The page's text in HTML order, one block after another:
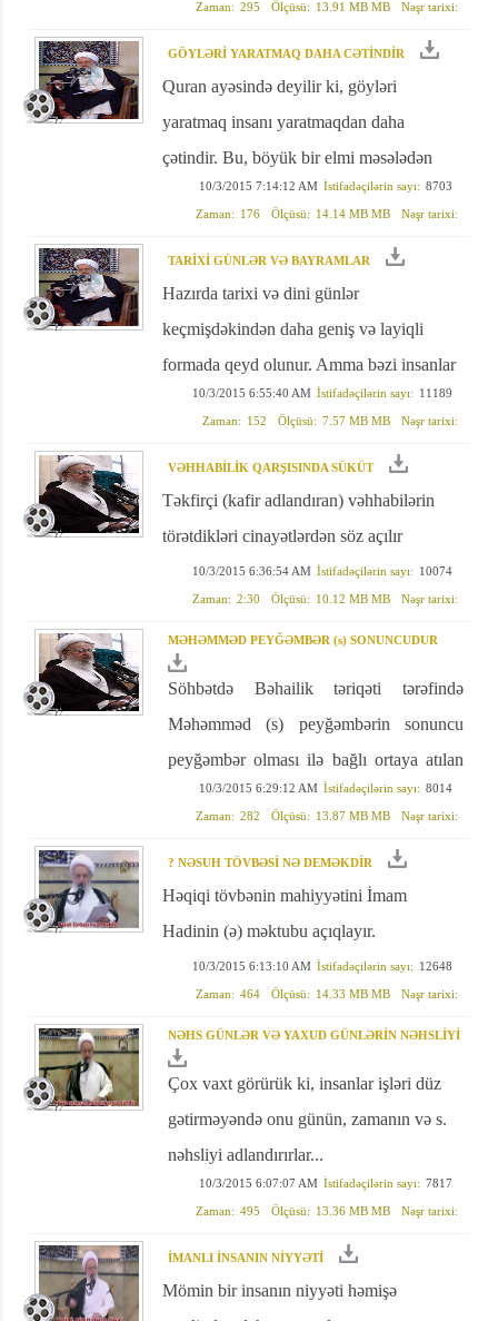
Nəşr tarixi:
13.91 MB MB
Ölçüsü:
295
Zaman:
GÖYLƏRİ YARATMAQ DAHA CƏTİNDİR
Quran ayəsində deyilir ki, göyləri
yaratmaq insanı yaratmaqdan daha
çətindir. Bu, böyük bir elmi məsələdən
xəbər verir
8703
İstifadəçilərin sayı:
10/3/2015 7:14:12 AM
Nəşr tarixi:
14.14 MB MB
Ölçüsü:
176
Zaman:
TARİXİ GÜNLƏR VƏ BAYRAMLAR
Hazırda tarixi və dini günlər
keçmişdəkindən daha geniş və layiqli
formada qeyd olunur. Amma bəzi insanlar
bu mərasimlərə yaraşmayan işlər də
11189
İstifadəçilərin sayı:
10/3/2015 6:55:40 AM
Nəşr tarixi:
7.57 MB MB
Ölçüsü:
152
Zaman:
VƏHHABİLİK QARŞISINDA SÜKÜT
Təkfirçi (kafir adlandıran) vəhhabilərin
törətdikləri cinayətlərdən söz açılır
10074
İstifadəçilərin sayı:
10/3/2015 6:36:54 AM
Nəşr tarixi:
10.12 MB MB
Ölçüsü:
2:30
Zaman:
MƏHƏMMƏD PEYĞƏMBƏR (s) SONUNCUDUR
Söhbətdə Bəhailik təriqəti tərəfində
Məhəmməd (s) peyğəmbərin sonuncu
peyğəmbər olması ilə bağlı ortaya atılan
şübhələrə cavab verilir.
8014
İstifadəçilərin sayı:
10/3/2015 6:29:12 AM
Nəşr tarixi:
13.87 MB MB
Ölçüsü:
282
Zaman:
? NƏSUH TÖVBƏSİ NƏ DEMƏKDİR
Həqiqi tövbənin mahiyyətini İmam
Hadinin (ə) məktubu açıqlayır.
12648
İstifadəçilərin sayı:
10/3/2015 6:13:10 AM
Nəşr tarixi:
14.33 MB MB
Ölçüsü:
464
Zaman:
NƏHS GÜNLƏR VƏ YAXUD GÜNLƏRİN NƏHSLİYİ
Çox vaxt görürük ki, insanlar işləri düz
gətirməyəndə onu günün, zamanın və s.
nəhsliyi adlandırırlar...
7817
İstifadəçilərin sayı:
10/3/2015 6:07:07 AM
Nəşr tarixi:
13.36 MB MB
Ölçüsü:
495
Zaman:
İMANLI İNSANIN NİYYƏTİ
Mömin bir insanın niyyəti həmişə